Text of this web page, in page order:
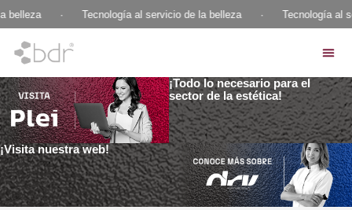
Tecnología al servicio de la belleza Tecnología al
¡Todo lo necesario para el
sector de la estética!
¡Visita nuestra web!